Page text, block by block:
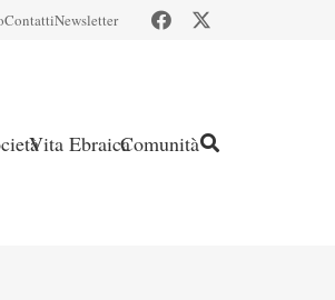
ContattiNewsletter
Vita EbraicaComunità